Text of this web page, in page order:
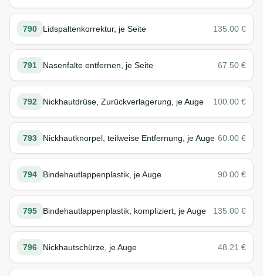
790 Lidspaltenkorrektur, je Seite 135.00 €
791 Nasenfalte entfernen, je Seite 67.50 €
792 Nickhautdrüse, Zurückverlagerung, je Auge 100.00 €
793 Nickhautknorpel, teilweise Entfernung, je Auge 60.00 €
794 Bindehautlappenplastik, je Auge 90.00 €
795 Bindehautlappenplastik, kompliziert, je Auge 135.00 €
796 Nickhautschürze, je Auge 48.21 €